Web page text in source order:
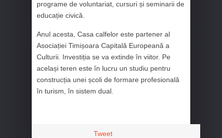
programe de voluntariat, cursuri și seminarii de
educație civică.
Anul acesta, Casa calfelor este partener al
Asociației Timișoara Capitală Europeană a
Culturii. Investiția se va extinde în viitor. Pe
același teren este în lucru un studiu pentru
construcția unei școli de formare profesională
în turism, în sistem dual.
Tweet